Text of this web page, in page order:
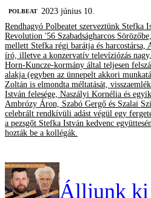
‎POLBEAT 2023 június 10.
Rendhagyó Polbeatet szerveztünk Stefka
Revolution '56 Szabadságharcos
mellett Stefka régi barátja és
író, illetve a konzervatív televíziózás
Horn-Kuncze-kormány által teljesen
alakja (egyben az ünnepelt akkori
Zoltán is elmondta méltatását,
István felesége, Naszályi Kornélia és
Ambrózy Áron, Szabó Gergő és Szalai
celebrált rendkívüli adást végül egy
a pezsgőt Stefka István kedvenc
hozták be a kollégák.
Álljunk ki